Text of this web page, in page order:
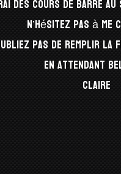
des cours de barre
N’hésitez pas à
pas de remplir la
En attendant
Claire